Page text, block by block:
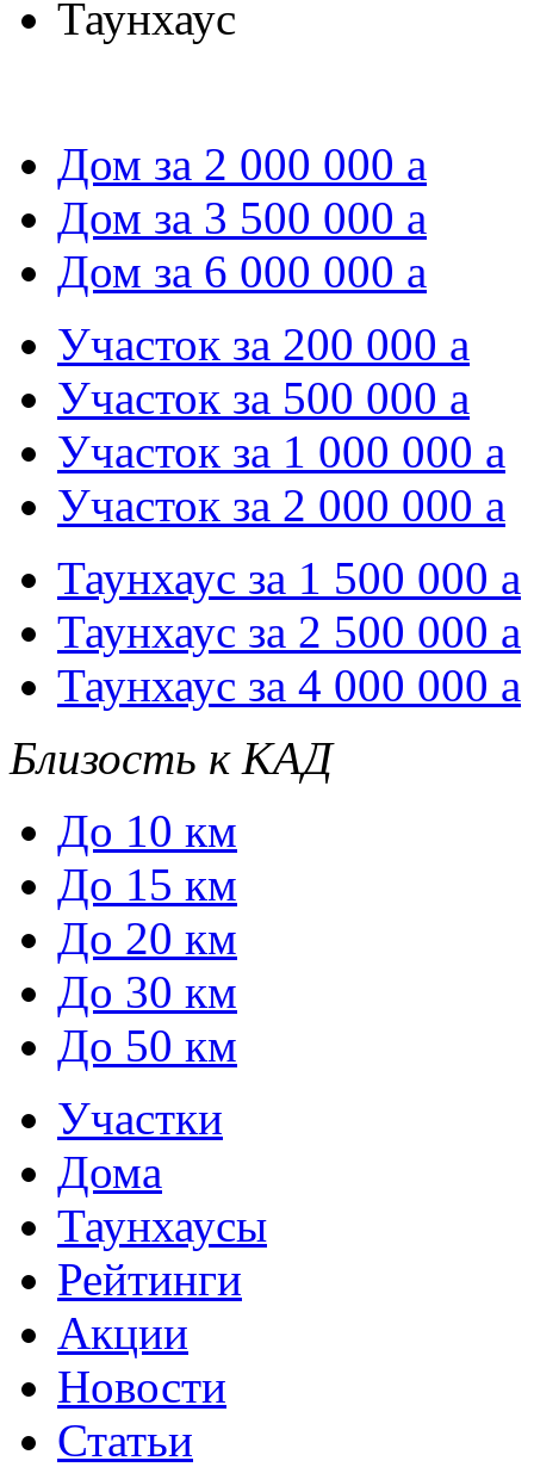
Таунхаус
Дом за 2 000 000 a
Дом за 3 500 000 a
Дом за 6 000 000 a
Участок за 200 000 a
Участок за 500 000 a
Участок за 1 000 000 a
Участок за 2 000 000 a
Таунхаус за 1 500 000 a
Таунхаус за 2 500 000 a
Таунхаус за 4 000 000 a
Близость к КАД
До 10 км
До 15 км
До 20 км
До 30 км
До 50 км
Участки
Дома
Таунхаусы
Рейтинги
Акции
Новости
Статьи